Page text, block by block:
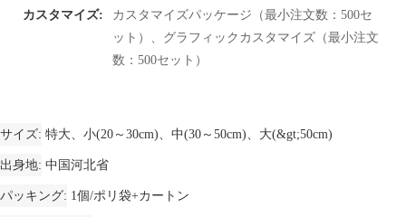
カスタマイズ:
カスタマイズパッケージ（最小注文数：500セ
ット）、グラフィックカスタマイズ（最小注文
数：500セット）
サイズ 特大、小(20～30cm)、中(30～50cm)、大(&gt;50cm)
出身地 中国河北省
パッキング 1個/ポリ袋+カートン